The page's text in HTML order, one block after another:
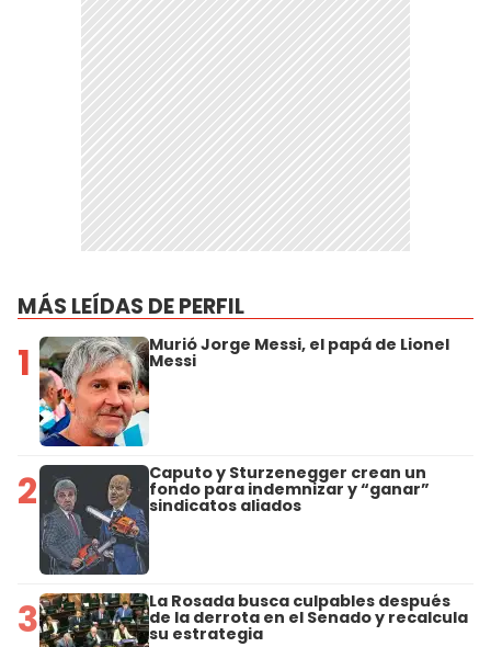
MÁS LEÍDAS DE PERFIL
1 Murió Jorge Messi, el papá de Lionel
Messi
2 Caputo y Sturzenegger crean un
fondo para indemnizar y “ganar”
sindicatos aliados
3 La Rosada busca culpables después
de la derrota en el Senado y recalcula
su estrategia